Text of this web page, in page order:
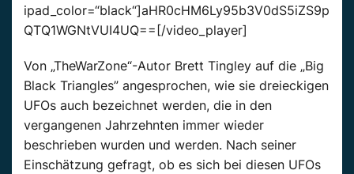
ipad_color=“black“]aHR0cHM6Ly95b3V0dS5iZS9p
QTQ1WGNtVUI4UQ==[/video_player]
Von „TheWarZone“-Autor Brett Tingley auf die „Big
Black Triangles” angesprochen, wie sie dreieckigen
UFOs auch bezeichnet werden, die in den
vergangenen Jahrzehnten immer wieder
beschrieben wurden und werden. Nach seiner
Einschätzung gefragt, ob es sich bei diesen UFOs